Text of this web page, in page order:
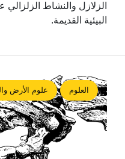
الزلازل والنشاط الزلزالي
البيئية القديمة.
العلوم علوم الأرض